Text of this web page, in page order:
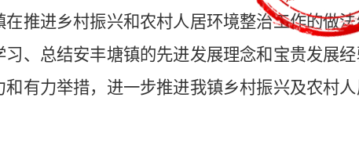
推进乡村振兴和农村人居环境整治工作的做
、总结安丰塘镇的先进发展理念和宝贵发展
有力举措，进一步推进我镇乡村振兴及农村